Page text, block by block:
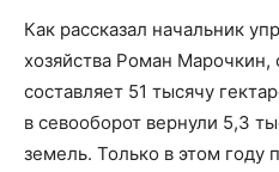
Как рассказал начальник
хозяйства Роман
составляет 51 тысячу
в севооборот вернули 5,3
земель. Только в этом году